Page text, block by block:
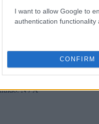
I want to allow Google to
authentication functionality
CONFIRM
não oficiais e, como
qualquer investimento em
Pré–venda: Sem dados
dados
N / A